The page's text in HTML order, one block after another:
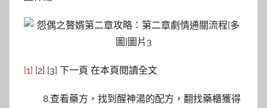
[1] [2] [3] 下一頁 在本頁閱讀全文
8.查看藥方，找到醒神湯的配方，翻找藥櫃獲得